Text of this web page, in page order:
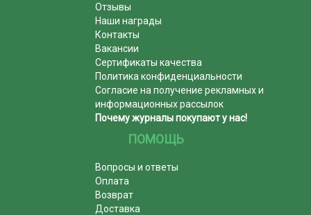
Отзывы
Наши награды
Контакты
Вакансии
Сертификаты качества
Политика конфиденциальности
Согласие на получение рекламных и
информационных рассылок
Почему журналы покупают у нас!
ПОМОЩЬ
Вопросы и ответы
Оплата
Возврат
Доставка